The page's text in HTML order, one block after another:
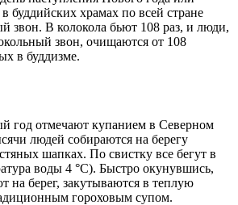
буддийских храмах по всей стране
звон. В колокола бьют 108 раз, и люди,
звон, очищаются от 108
в буддизме.
год отмечают купанием в Северном
людей собираются на берегу
шапках. По свистку все бегут в
воды 4 °C). Быстро окунувшись,
на берег, закутываются в теплую
гороховым супом.